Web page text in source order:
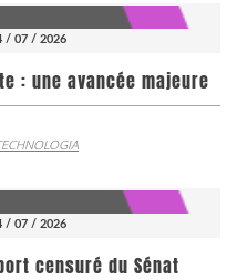
/ 07 / 2026
: une avancée majeure
/ 07 / 2026
censuré du Sénat